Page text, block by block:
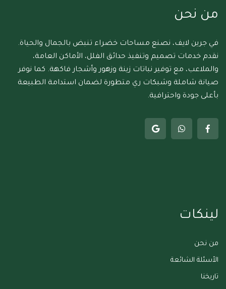
من نحن
في جرين لايف، نصنع مساحات خضراء تنبض بالجمال والحياة.
نقدم خدمات تصميم وتنفيذ حدائق الفلل، الأماكن العامة،
والملاعب، مع توفير نباتات زينة وزهور وأشجار فاكهة. كما نوفر
صيانة شاملة وشبكات ري متطورة لضمان استدامة الطبيعة
بأعلى جودة واحترافية.
لينكات
من نحن
الأسئلة الشائعة
تاريخنا